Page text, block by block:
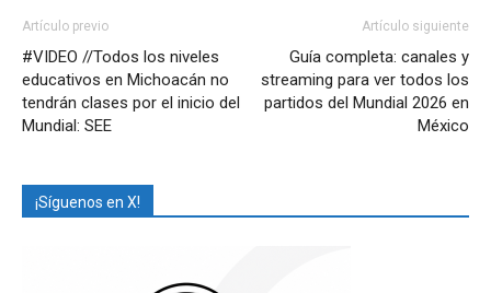
Artículo previo
#VIDEO //Todos los niveles
educativos en Michoacán no
tendrán clases por el inicio del
Mundial: SEE
Artículo siguiente
Guía completa: canales y
streaming para ver todos los
partidos del Mundial 2026 en
México
¡Síguenos en X!